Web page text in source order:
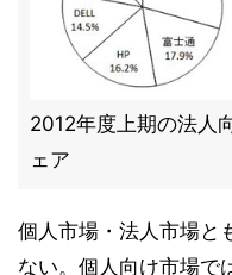
2012年度上期の法人
ェア
個人市場・法人市場と
ない。個人向け市場で